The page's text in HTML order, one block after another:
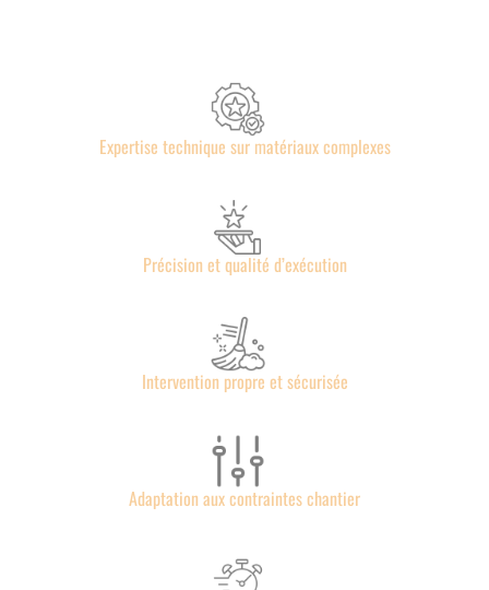
Expertise technique sur matériaux complexes
Précision et qualité d’exécution
Intervention propre et sécurisée
Adaptation aux contraintes chantier